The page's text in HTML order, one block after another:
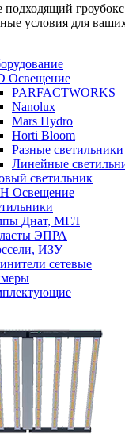
гроубокс
условия для
Освещение
PARFACTWORKS
Nanolux
Mars Hydro
Horti Bloom
Разные светильники
Линейные
светильник
Освещение
Днат, МГЛ
ЭПРА
ИЗУ
сетевые